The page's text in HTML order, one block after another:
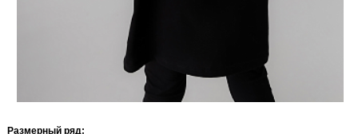
Размерный ряд: